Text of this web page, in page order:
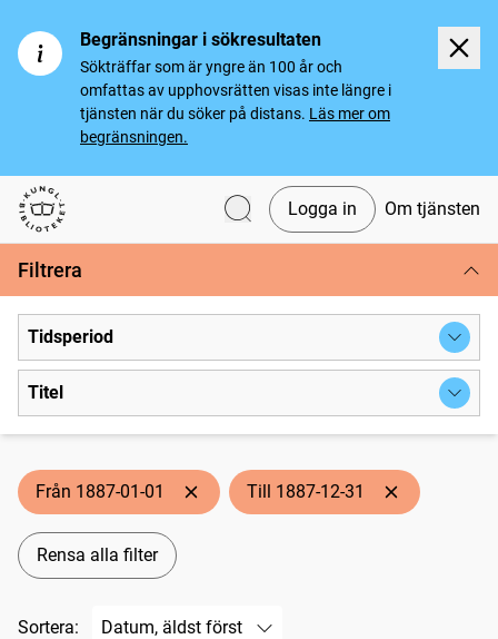
Begränsningar i sökresultaten
Sökträffar som är yngre än 100 år och
omfattas av upphovsrätten visas inte längre i
tjänsten när du söker på distans. Läs mer om
begränsningen.
Svenska tidningar
Logga in Om tjänsten
Filtrera
Tidsperiod
Titel
Från 1887-01-01 Till 1887-12-31
Rensa alla filter
Sortera: